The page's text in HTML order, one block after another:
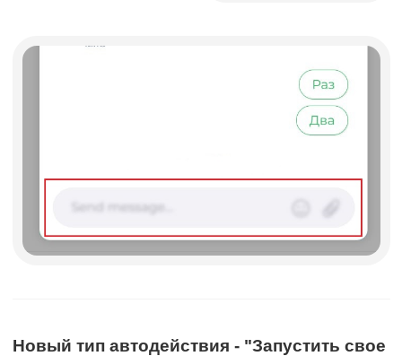
Новый тип автодействия - "Запустить свое